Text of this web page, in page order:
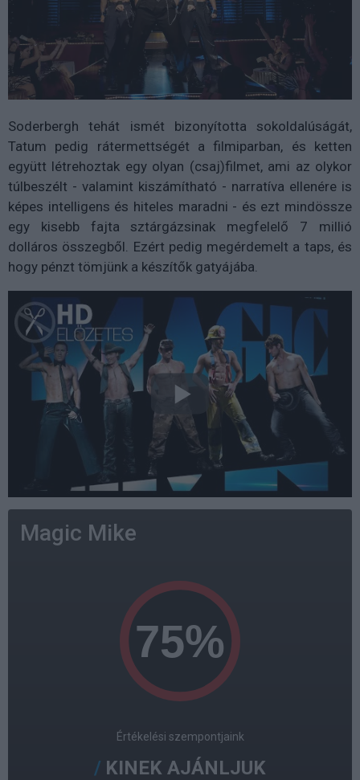
Soderbergh tehát ismét bizonyította sokoldalúságát,
Tatum pedig rátermettségét a filmiparban, és ketten
együtt létrehoztak egy olyan (csaj)filmet, ami az olykor
túlbeszélt - valamint kiszámítható - narratíva ellenére is
képes intelligens és hiteles maradni - és ezt mindössze
egy kisebb fajta sztárgázsinak megfelelő 7 millió
dolláros összegből. Ezért pedig megérdemelt a taps, és
hogy pénzt tömjünk a készítők gatyájába.
Magic Mike
Értékelési szempontjaink
KINEK AJÁNLJUK